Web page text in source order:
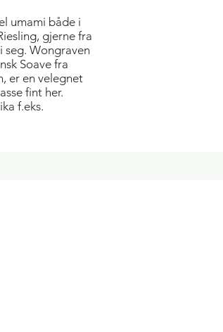
umami både i
gjerne fra
seg. Wongraven
Soave fra
er en velegnet
fint her.
f.eks.